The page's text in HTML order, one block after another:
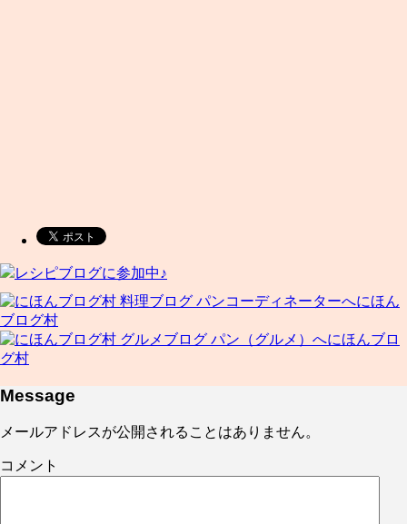
レシピブログに参加中♪
にほん
ブログ村
にほんブロ
グ村
Message
メールアドレスが公開されることはありません。
コメント